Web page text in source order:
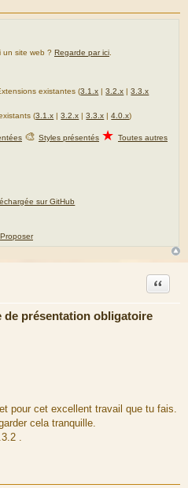
un site web ? Regarde par ici.
existantes (3.1.x |3.2.x |3.3.x
(3.1.x |3.2.x |3.3.x |4.0.x)
🎨 Styles présentés ★ Toutes autres
sur GitHub
Proposer
de présentation obligatoire
Citation
pour cet excellent travail que tu fais.
cela tranquille.
.